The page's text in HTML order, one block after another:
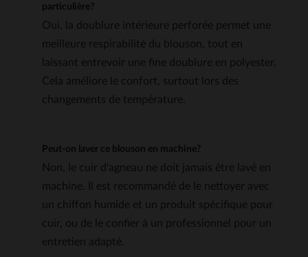
particulière?
Oui, la doublure intérieure perforée permet une
meilleure respirabilité du blouson, tout en
laissant entrevoir une fine doublure en polyester.
Cela améliore le confort, surtout lors des
changements de température.
Peut-on laver ce blouson en machine?
Non, le cuir d'agneau ne doit jamais être lavé en
machine. Il est recommandé de le nettoyer avec
un chiffon humide et un produit spécifique pour
cuir, ou de le confier à un professionnel pour un
entretien adapté.